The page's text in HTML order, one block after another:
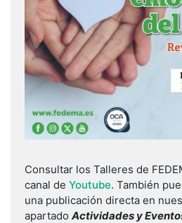
Consultar los Talleres de
canal de Youtube. También
una publicación directa en
apartado Actividades y